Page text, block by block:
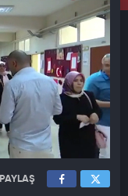
PAYLAŞ